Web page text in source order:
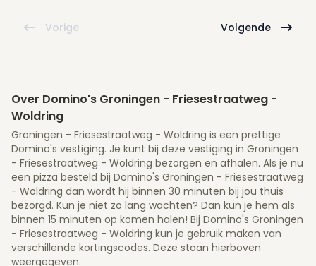
Vorige Volgende
Over Domino's Groningen - Friesestraatweg -
Woldring
Groningen - Friesestraatweg - Woldring is een prettige
Domino's vestiging. Je kunt bij deze vestiging in Groningen
- Friesestraatweg - Woldring bezorgen en afhalen. Als je nu
een pizza besteld bij Domino's Groningen - Friesestraatweg
- Woldring dan wordt hij binnen 30 minuten bij jou thuis
bezorgd. Kun je niet zo lang wachten? Dan kun je hem als
binnen 15 minuten op komen halen! Bij Domino's Groningen
- Friesestraatweg - Woldring kun je gebruik maken van
verschillende kortingscodes. Deze staan hierboven
weergegeven.